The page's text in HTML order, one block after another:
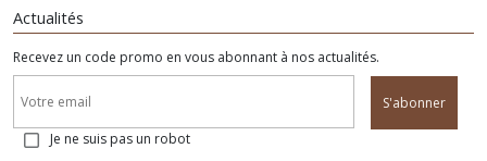
Actualités
Recevez un code promo en vous abonnant à nos actualités.
S'abonner
Je ne suis pas un robot